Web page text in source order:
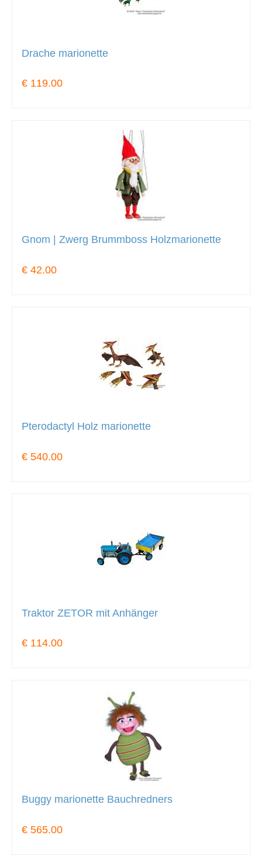
Drache marionette
€ 119.00
Gnom | Zwerg Brummboss Holzmarionette
€ 42.00
Pterodactyl Holz marionette
€ 540.00
Traktor ZETOR mit Anhänger
€ 114.00
Buggy marionette Bauchredners
€ 565.00